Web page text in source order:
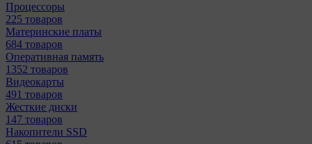
Процессоры
225 товаров
Материнcкие платы
684 товаров
Оперативная память
1352 товаров
Видеокарты
491 товаров
Жесткие диски
147 товаров
Накопители SSD